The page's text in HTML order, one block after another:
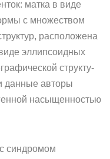
матка в виде
с множеством
расположена
эллипсоидных
структу­
данные авторы
насыщенностью
синдромом